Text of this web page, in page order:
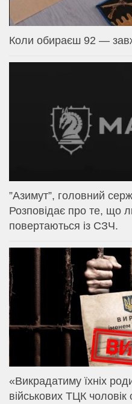
Коли обираєш 92 —
⁨”Азимут”, головний
Розповідає про те, що
повертаються із СЗЧ.
«Викрадатиму їхніх
військових ТЦК чоловік